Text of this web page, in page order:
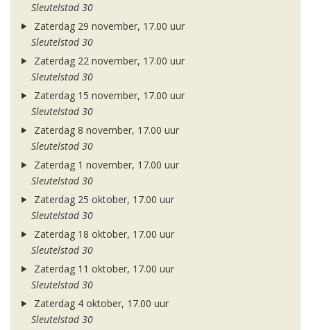
Sleutelstad 30
Zaterdag 29 november, 17.00 uur
Sleutelstad 30
Zaterdag 22 november, 17.00 uur
Sleutelstad 30
Zaterdag 15 november, 17.00 uur
Sleutelstad 30
Zaterdag 8 november, 17.00 uur
Sleutelstad 30
Zaterdag 1 november, 17.00 uur
Sleutelstad 30
Zaterdag 25 oktober, 17.00 uur
Sleutelstad 30
Zaterdag 18 oktober, 17.00 uur
Sleutelstad 30
Zaterdag 11 oktober, 17.00 uur
Sleutelstad 30
Zaterdag 4 oktober, 17.00 uur
Sleutelstad 30